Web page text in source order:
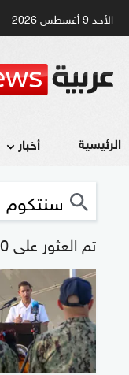
الأحد 9 أغسطس 2026
الرئيسية أخبار
تم العثور على 140 أخبار "سنتكوم"